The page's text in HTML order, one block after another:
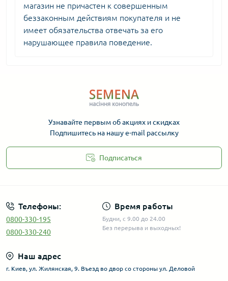
магазин не причастен к совершенным
беззаконным действиям покупателя и не
имеет обязательства отвечать за его
нарушающее правила поведение.
Узнавайте первым об акциях и скидках
Подпишитесь на нашу e-mail рассылку
Подписаться
Телефоны:
0800-330-195
0800-330-240
Время работы
Будни, с 9.00 до 24.00
Без перерыва и выходных!
Наш адрес
г. Киев, ул. Жилянская, 9. Въезд во двор со стороны ул. Деловой